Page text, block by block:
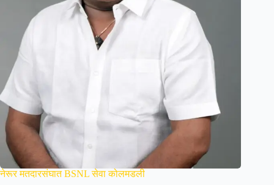
नेरूर मतदारसंघात BSNL सेवा कोलमडली